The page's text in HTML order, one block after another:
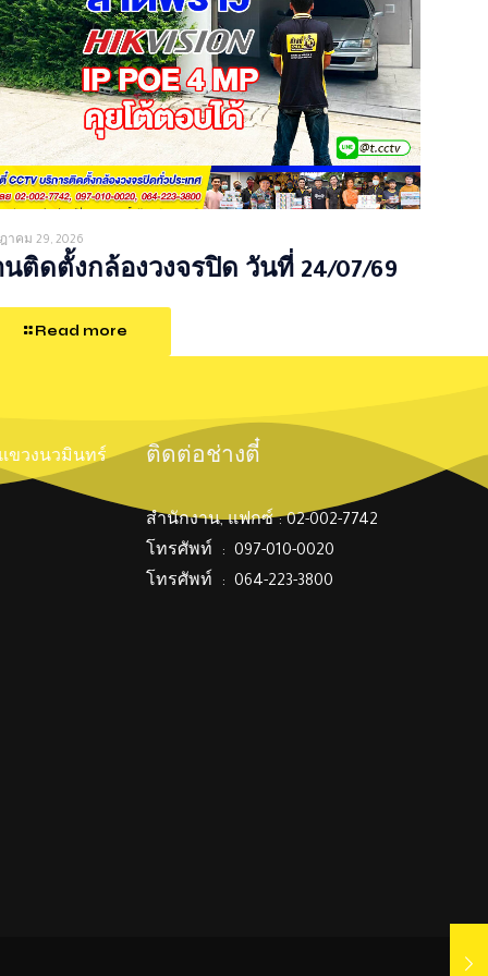
าคม 29, 2026
นติดตั้งกล้องวงจรปิด วันที่ 24/07/69
Read more
แขวงนวมินทร์ ติดต่อช่างตี๋
สำนักงาน, แฟกซ์ : 02-002-7742
โทรศัพท์ : 097-010-0020
โทรศัพท์ : 064-223-3800